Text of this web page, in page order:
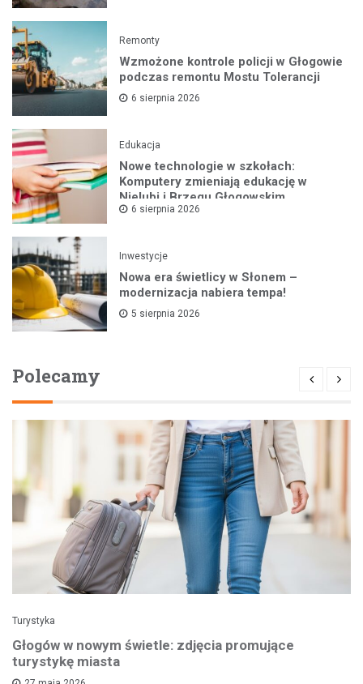
Remonty
Wzmożone kontrole policji w Głogowie
podczas remontu Mostu Tolerancji
6 sierpnia 2026
Edukacja
Nowe technologie w szkołach:
Komputery zmieniają edukację w
Nielubi i Brzegu Głogowskim
6 sierpnia 2026
Inwestycje
Nowa era świetlicy w Słonem –
modernizacja nabiera tempa!
5 sierpnia 2026
Polecamy
Turystyka
Głogów w nowym świetle: zdjęcia promujące
turystykę miasta